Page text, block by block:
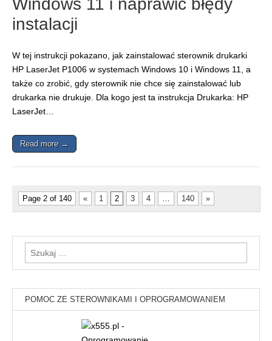
Windows 11 i naprawić błędy
instalacji
W tej instrukcji pokazano, jak zainstalować sterownik drukarki
HP LaserJet P1006 w systemach Windows 10 i Windows 11, a
także co zrobić, gdy sterownik nie chce się zainstalować lub
drukarka nie drukuje. Dla kogo jest ta instrukcja Drukarka: HP
LaserJet…
Read more →
Page 2 of 140 « 1 2 3 4 … 140 »
Szukaj:
POMOC ZE STEROWNIKAMI I OPROGRAMOWANIEM